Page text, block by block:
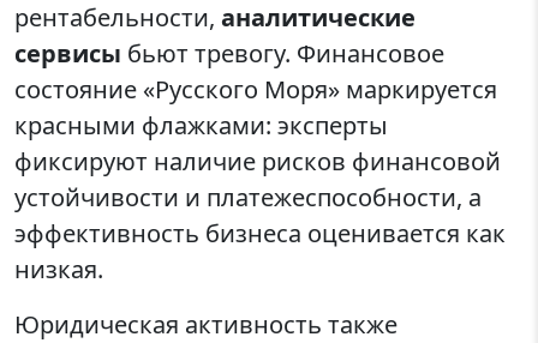
рентабельности, аналитические
сервисы бьют тревогу. Финансовое
состояние «Русского Моря» маркируется
красными флажками: эксперты
фиксируют наличие рисков финансовой
устойчивости и платежеспособности, а
эффективность бизнеса оценивается как
низкая.
Юридическая активность также